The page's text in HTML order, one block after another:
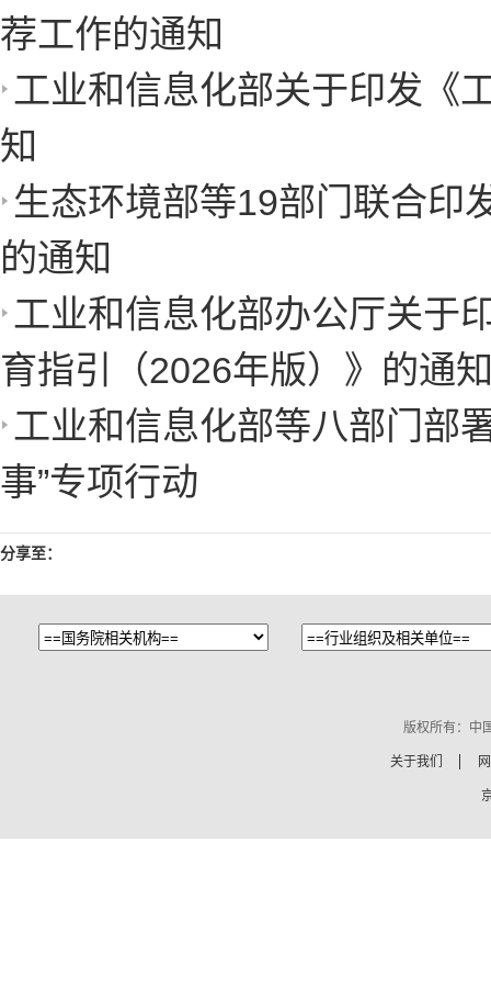
荐工作的通知
工业和信息化部关于印发《
知
生态环境部等19部门联合印
的通知
工业和信息化部办公厅关于
育指引（2026年版）》的通
工业和信息化部等八部门部
事”专项行动
分享至：
版权所有：中
关于我们